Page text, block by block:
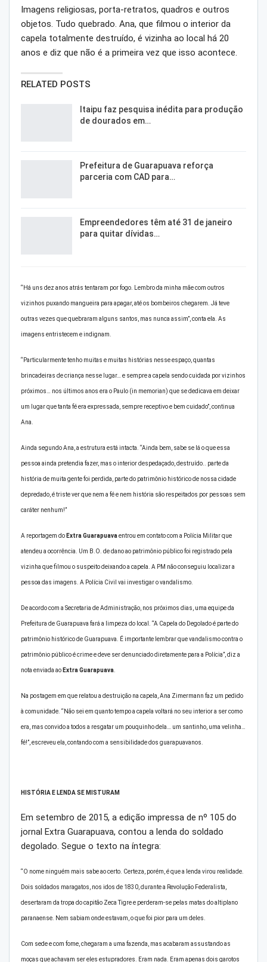
Imagens religiosas, porta-retratos, quadros e outros
objetos. Tudo quebrado. Ana, que filmou o interior da
capela totalmente destruído, é vizinha ao local há 20
anos e diz que não é a primeira vez que isso acontece.
RELATED POSTS
Itaipu faz pesquisa inédita para produção
de dourados em…
Prefeitura de Guarapuava reforça
parceria com CAD para…
Empreendedores têm até 31 de janeiro
para quitar dívidas…
“Há uns dez anos atrás tentaram por fogo. Lembro da minha mãe com outros
vizinhos puxando mangueira para apagar, até os bombeiros chegarem. Já teve
outras vezes que quebraram alguns santos, mas nunca assim”, conta ela. As
imagens entristecem e indignam.
“Particularmente tenho muitas e muitas histórias nesse espaço, quantas
brincadeiras de criança nesse lugar… e sempre a capela sendo cuidada por vizinhos
próximos… nos últimos anos era o Paulo (in memorian) que se dedicava em deixar
um lugar que tanta fé era expressada, sempre receptivo e bem cuidado”, continua
Ana.
Ainda segundo Ana, a estrutura está intacta. “Ainda bem, sabe se lá o que essa
pessoa ainda pretendia fazer, mas o interior despedaçado, destruído.. parte da
história de muita gente foi perdida, parte do patrimônio histórico de nossa cidade
depredado, é triste ver que nem a fé e nem história são respeitados por pessoas sem
caráter nenhum!”
A reportagem do Extra Guarapuavaentrou em contato com a Polícia Militar que
atendeu a ocorrência. Um B.O. de dano ao patrimônio público foi registrado pela
vizinha que filmou o suspeito deixando a capela. A PM não conseguiu localizar a
pessoa das imagens. A Polícia Civil vai investigar o vandalismo.
De acordo com a Secretaria de Administração, nos próximos dias, uma equipe da
Prefeitura de Guarapuava fará a limpeza do local. “A Capela do Degolado é parte do
patrimônio histórico de Guarapuava. É importante lembrar que vandalismo contra o
patrimônio público é crime e deve ser denunciado diretamente para a Polícia”, diz a
nota enviada ao Extra Guarapuava.
Na postagem em que relatou a destruição na capela, Ana Zimermann faz um pedido
à comunidade. “Não sei em quanto tempo a capela voltará no seu interior a ser como
era, mas convido a todos a resgatar um pouquinho dela… um santinho, uma velinha…
fé!”, escreveu ela, contando com a sensibilidade dos guarapuavanos.
HISTÓRIA E LENDA SE MISTURAM
Em setembro de 2015, a edição impressa de nº 105 do
jornal Extra Guarapuava, contou a lenda do soldado
degolado. Segue o texto na íntegra:
“O nome ninguém mais sabe ao certo. Certeza, porém, é que a lenda virou realidade.
Dois soldados maragatos, nos idos de 1830, durante a Revolução Federalista,
desertaram da tropa do capitão Zeca Tigre e perderam-se pelas matas do altiplano
paranaense. Nem sabiam onde estavam, o que foi pior para um deles.
Com sede e com fome, chegaram a uma fazenda, mas acabaram assustando as
moças que achavam ser eles estupradores. Eram nada. Eram apenas dois garotos